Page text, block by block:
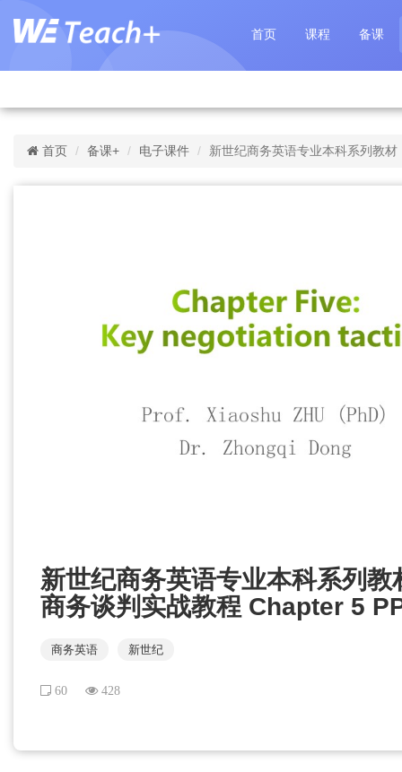
首页 课程 备课
首页 备课+ 电子课件 新世纪商务英语专业本科系列教
新世纪商务英语专业本科系列
商务谈判实战教程 Chapter 5
商务英语 新世纪
60 428